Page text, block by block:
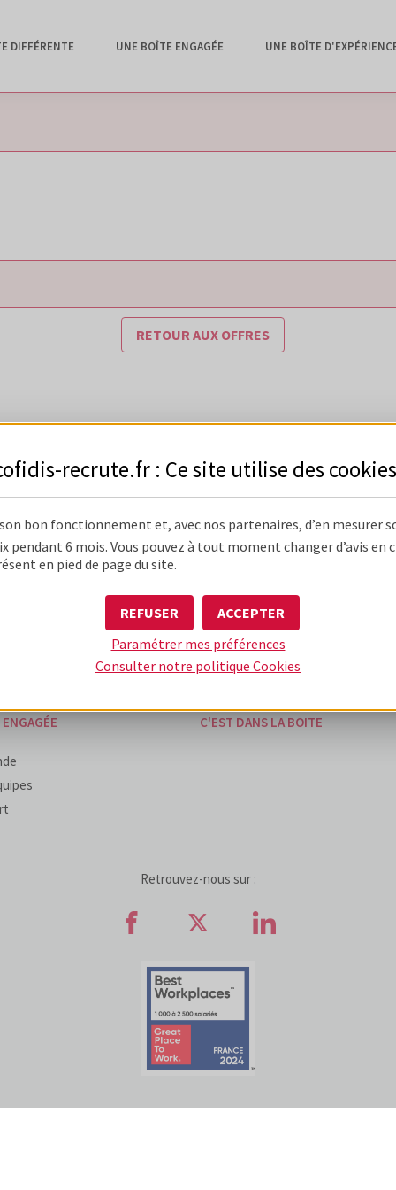
DIFFÉRENTE UNE BOÎTE ENGAGÉE UNE BOÎTE
RETOUR AUX OFFRES
& performant
UNE BOÎTE D'EXPÉRIENCES
Mon expérience de collaborateur
C'EST DANS LA BOITE
Retrouvez-nous sur :
Retrouvez-nous sur
Retrouvez-nous
Retrouvez-
recrute.fr : Ce site utilise des cookies
bon fonctionnement et, avec nos partenaires, d’en mesurer
pendant 6 mois. Vous pouvez à tout moment changer d’avis en
en pied de page du site.
ACCEPTER
REFUSER
Paramétrer mes préférences
Consulter notre politique Cookies